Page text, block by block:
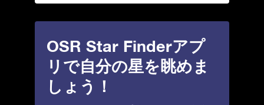
OSR Star Finderアプ
リで自分の星を眺めま
しょう！